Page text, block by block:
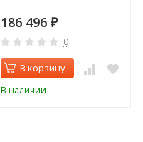
186 496 ₽
0
В корзину
В наличии